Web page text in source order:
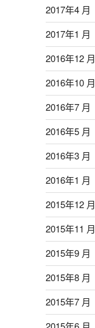
2017年4 月
2017年1 月
2016年12 月
2016年10 月
2016年7 月
2016年5 月
2016年3 月
2016年1 月
2015年12 月
2015年11 月
2015年9 月
2015年8 月
2015年7 月